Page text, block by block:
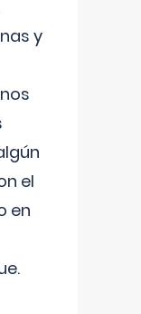
y
el
en